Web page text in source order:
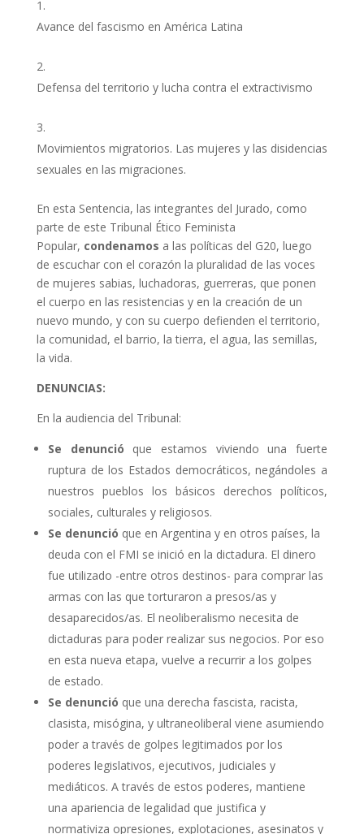
Avance del fascismo en América Latina
Defensa del territorio y lucha contra el extractivismo
Movimientos migratorios. Las mujeres y las disidencias
sexuales en las migraciones.
En esta Sentencia, las integrantes del Jurado, como
parte de este Tribunal Ético Feminista
Popular, condenamos a las políticas del G20, luego
de escuchar con el corazón la pluralidad de las voces
de mujeres sabias, luchadoras, guerreras, que ponen
el cuerpo en las resistencias y en la creación de un
nuevo mundo, y con su cuerpo defienden el territorio,
la comunidad, el barrio, la tierra, el agua, las semillas,
la vida.
DENUNCIAS:
En la audiencia del Tribunal:
Se denunció que estamos viviendo una fuerte
ruptura de los Estados democráticos, negándoles a
nuestros pueblos los básicos derechos políticos,
sociales, culturales y religiosos.
Se denunció que en Argentina y en otros países, la
deuda con el FMI se inició en la dictadura. El dinero
fue utilizado -entre otros destinos- para comprar las
armas con las que torturaron a presos/as y
desaparecidos/as. El neoliberalismo necesita de
dictaduras para poder realizar sus negocios. Por eso
en esta nueva etapa, vuelve a recurrir a los golpes
de estado.
Se denunció que una derecha fascista, racista,
clasista, misógina, y ultraneoliberal viene asumiendo
poder a través de golpes legitimados por los
poderes legislativos, ejecutivos, judiciales y
mediáticos. A través de estos poderes, mantiene
una apariencia de legalidad que justifica y
normativiza opresiones, explotaciones, asesinatos y